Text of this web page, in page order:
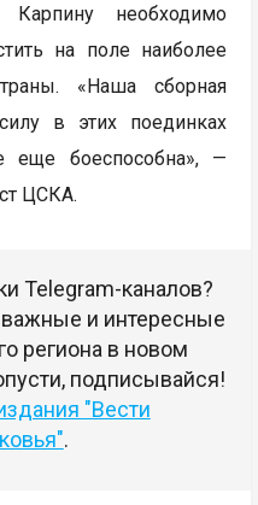
необходимо
на поле наиболее
«Наша сборная
в этих поединках
еще боеспособна», —
ЦСКА.
Telegram-каналов?
и интересные
региона в новом
подписывайся!
"Вести
.